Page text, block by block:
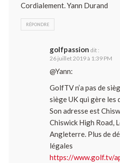
Cordialement. Yann Durand
RÉPONDRE
golfpassion dit :
26 juillet 2019 à 1:39 PM
@Yann:
GolfTV n’a pas de
siège UK qui gère les
Son adresse est
Chiswick High Road,
Angleterre. Plus de
légales
https://www.golf.tv/